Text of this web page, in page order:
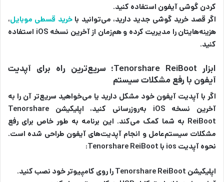
کردن گوشی آیفون استفاده کنید.
اگر قصد خرید گوشی جدید دارید، می‌توانید باخرید قسطی موبایل،
هزینه‌هایتان را مدیریت کرده و هم‌زمان از آخرین نسخه iOS استفاده
کنید.
ابزار Tenorshare ReiBoot؛ سریع‌ترین راه برای آپدیت
آیفون با رفع مشکلات سیستم
اگر با آپدیت آیفون خود مشکل دارید یا می‌خواهید سریع‌تر آن را به
آخرین نسخه iOS به‌روزرسانی کنید، اپلیکیشن Tenorshare
ReiBoot به شما کمک می‌کند. این برنامه به طور خاص برای رفع
مشکلات سیستم‌عامل و انجام آپدیت‌های آیفون طراحی شده است.
نحوه آپدیت ios با Tenorshare ReiBoot:
اپلیکیشن Tenorshare ReiBoot را روی کامپیوتر خود نصب کنید.